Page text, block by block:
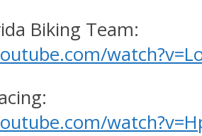
Biking Team: